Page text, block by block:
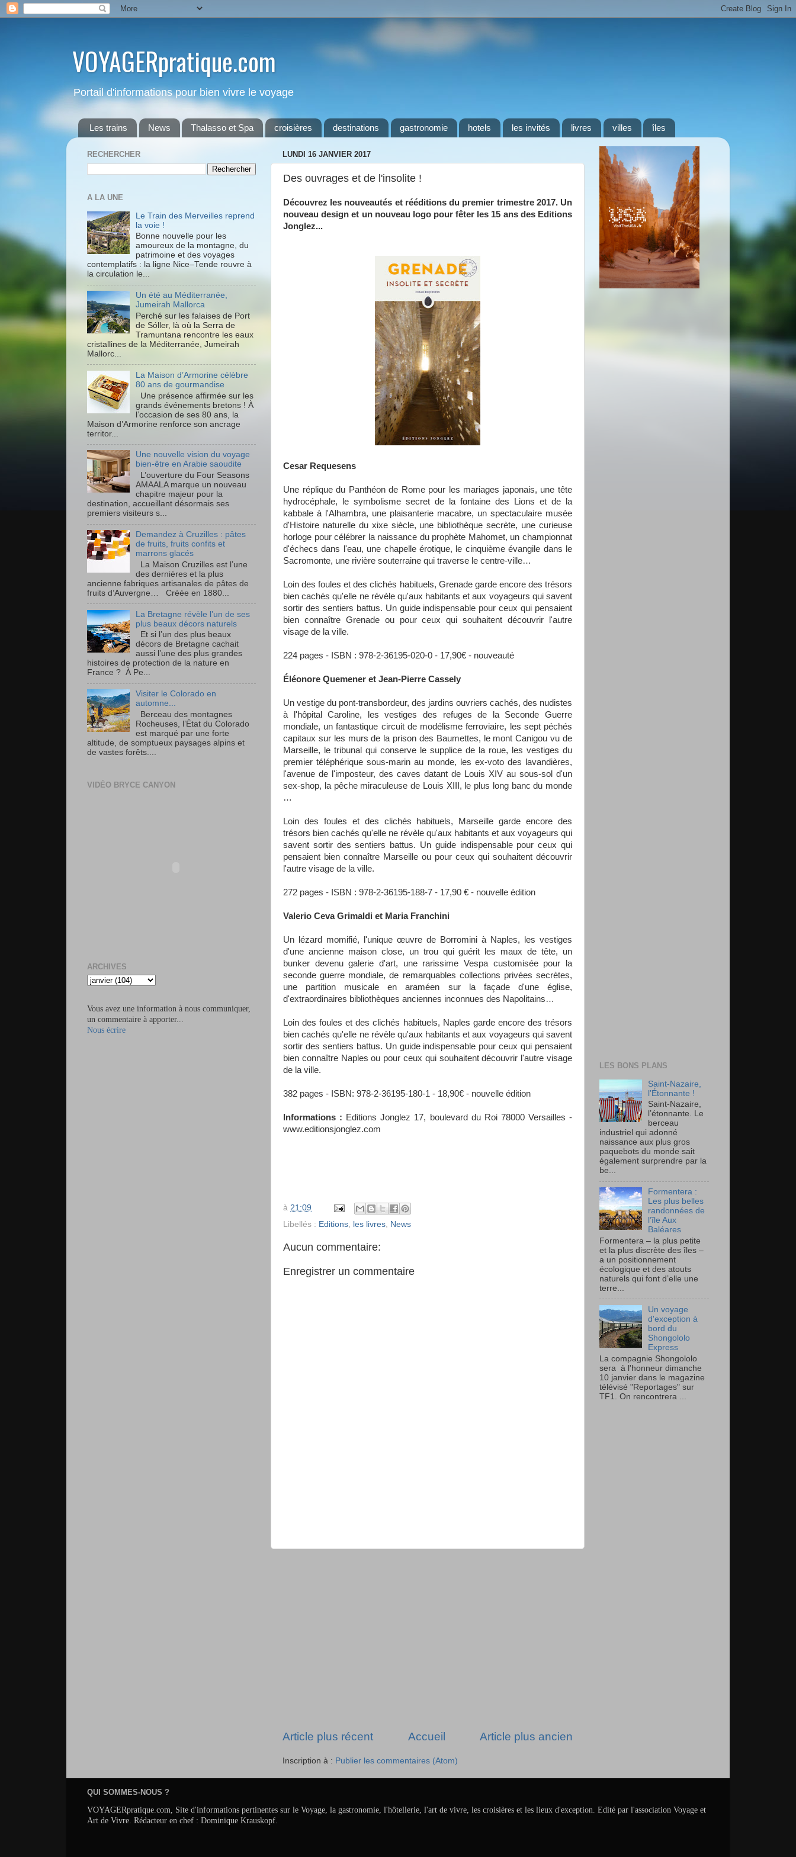
VOYAGERpratique.com
Portail d'informations pour bien vivre le voyage
Les trains News Thalasso et Spa croisières destinations gastronomie hotels les invités livres villes îles
LUNDI 16 JANVIER 2017
Des ouvrages et de l'insolite !
Découvrez les nouveautés et rééditions du premier trimestre 2017. Un
nouveau design et un nouveau logo pour fêter les 15 ans des Editions
Jonglez...
Cesar Requesens
Une réplique du Panthéon de Rome pour les mariages japonais, une tête
hydrocéphale, le symbolisme secret de la fontaine des Lions et de la
kabbale à l'Alhambra, une plaisanterie macabre, un spectaculaire musée
d'Histoire naturelle du xixe siècle, une bibliothèque secrète, une curieuse
horloge pour célébrer la naissance du prophète Mahomet, un championnat
d'échecs dans l'eau, une chapelle érotique, le cinquième évangile dans le
Sacromonte, une rivière souterraine qui traverse le centre-ville…
Loin des foules et des clichés habituels, Grenade garde encore des trésors
bien cachés qu'elle ne révèle qu'aux habitants et aux voyageurs qui savent
sortir des sentiers battus. Un guide indispensable pour ceux qui pensaient
bien connaître Grenade ou pour ceux qui souhaitent découvrir l'autre
visage de la ville.
224 pages - ISBN : 978-2-36195-020-0 - 17,90€ - nouveauté
Éléonore Quemener et Jean-Pierre Cassely
Un vestige du pont-transbordeur, des jardins ouvriers cachés, des nudistes
à l'hôpital Caroline, les vestiges des refuges de la Seconde Guerre
mondiale, un fantastique circuit de modélisme ferroviaire, les sept péchés
capitaux sur les murs de la prison des Baumettes, le mont Canigou vu de
Marseille, le tribunal qui conserve le supplice de la roue, les vestiges du
premier téléphérique sous-marin au monde, les ex-voto des lavandières,
l'avenue de l'imposteur, des caves datant de Louis XIV au sous-sol d'un
sex-shop, la pêche miraculeuse de Louis XIII, le plus long banc du monde
…
Loin des foules et des clichés habituels, Marseille garde encore des
trésors bien cachés qu'elle ne révèle qu'aux habitants et aux voyageurs qui
savent sortir des sentiers battus. Un guide indispensable pour ceux qui
pensaient bien connaître Marseille ou pour ceux qui souhaitent découvrir
l'autre visage de la ville.
272 pages - ISBN : 978-2-36195-188-7 - 17,90 € - nouvelle édition
Valerio Ceva Grimaldi et Maria Franchini
Un lézard momifié, l'unique œuvre de Borromini à Naples, les vestiges
d'une ancienne maison close, un trou qui guérit les maux de tête, un
bunker devenu galerie d'art, une rarissime Vespa customisée pour la
seconde guerre mondiale, de remarquables collections privées secrètes,
une partition musicale en araméen sur la façade d'une église,
d'extraordinaires bibliothèques anciennes inconnues des Napolitains…
Loin des foules et des clichés habituels, Naples garde encore des trésors
bien cachés qu'elle ne révèle qu'aux habitants et aux voyageurs qui savent
sortir des sentiers battus. Un guide indispensable pour ceux qui pensaient
bien connaître Naples ou pour ceux qui souhaitent découvrir l'autre visage
de la ville.
382 pages - ISBN: 978-2-36195-180-1 - 18,90€ - nouvelle édition
Informations : Editions Jonglez 17, boulevard du Roi 78000 Versailles -
www.editionsjonglez.com
à 21:09
Libellés : Editions les livres News
Aucun commentaire:
Enregistrer un commentaire
Article plus récent Article plus ancien
Accueil
Inscription à : Publier les commentaires (Atom)
RECHERCHER
A LA UNE
Le Train des Merveilles reprend
la voie !
Bonne nouvelle pour les
amoureux de la montagne, du
patrimoine et des voyages
contemplatifs : la ligne Nice–Tende rouvre à
la circulation le...
Un été au Méditerranée,
Jumeirah Mallorca
Perché sur les falaises de Port
de Sóller, là où la Serra de
Tramuntana rencontre les eaux
cristallines de la Méditerranée, Jumeirah
Mallorc...
La Maison d’Armorine célèbre
80 ans de gourmandise
Une présence affirmée sur les
grands événements bretons ! À
l’occasion de ses 80 ans, la
Maison d’Armorine renforce son ancrage
territor...
Une nouvelle vision du voyage
bien-être en Arabie saoudite
L’ouverture du Four Seasons
AMAALA marque un nouveau
chapitre majeur pour la
destination, accueillant désormais ses
premiers visiteurs s...
Demandez à Cruzilles : pâtes
de fruits, fruits confits et
marrons glacés
La Maison Cruzilles est l’une
des dernières et la plus
ancienne fabriques artisanales de pâtes de
fruits d’Auvergne… Créée en 1880...
La Bretagne révèle l’un de ses
plus beaux décors naturels
Et si l’un des plus beaux
décors de Bretagne cachait
aussi l’une des plus grandes
histoires de protection de la nature en
France ? À Pe...
Visiter le Colorado en
automne...
Berceau des montagnes
Rocheuses, l’État du Colorado
est marqué par une forte
altitude, de somptueux paysages alpins et
de vastes forêts....
VIDÉO BRYCE CANYON
ARCHIVES
Vous avez une information à nous communiquer,
un commentaire à apporter...
Nous écrire
LES BONS PLANS
Saint-Nazaire,
l’Étonnante !
Saint-Nazaire,
l’étonnante. Le
berceau
industriel qui adonné
naissance aux plus gros
paquebots du monde sait
également surprendre par la
be...
Formentera :
Les plus belles
randonnées de
l’île Aux
Baléares
Formentera – la plus petite
et la plus discrète des îles –
a un positionnement
écologique et des atouts
naturels qui font d’elle une
terre...
Un voyage
d'exception à
bord du
Shongololo
Express
La compagnie Shongololo
sera à l'honneur dimanche
10 janvier dans le magazine
télévisé "Reportages" sur
TF1. On rencontrera ...
QUI SOMMES-NOUS ?
VOYAGERpratique.com, Site d'informations pertinentes sur le Voyage, la gastronomie, l'hôtellerie, l'art de vivre, les croisières et les lieux d'exception. Edité par l'association Voyage et
Art de Vivre. Rédacteur en chef : Dominique Krauskopf.